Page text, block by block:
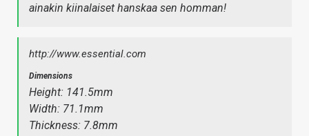
ainakin kiinalaiset hanskaa sen homman!
http://www.essential.com
Dimensions
Height: 141.5mm
Width: 71.1mm
Thickness: 7.8mm